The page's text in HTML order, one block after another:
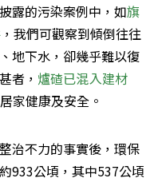
露的污染案例中，如旗
，我們可觀察到傾倒往往
地下水，卻幾乎難以復
者， 爐碴已混入建材
家健康及安全。
治不力的事實後，環保
933公頃，其中537公頃